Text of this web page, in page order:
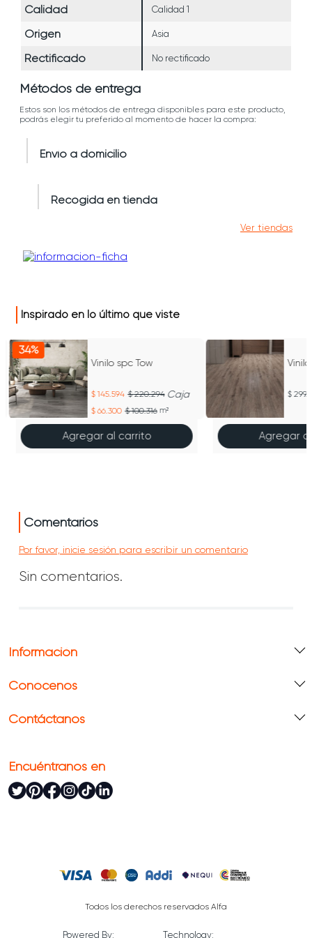
Calidad Calidad 1
Origen Asia
Rectificado No rectificado
Métodos de entrega
Estos son los métodos de entrega disponibles para este producto,
podrás elegir tu preferido al momento de hacer la compra:
Envío a domicilio
Recogida en tienda
Ver tiendas
Inspirado en lo último que viste
34%
Vinilo spc Tow
145.594 220.294 Caja
66.300 100.316 m²
Agregar al carrito Agregar
Comentarios
Por favor, inicie sesión para escribir un comentario
Sin comentarios.
Información
Conócenos
Contáctanos
Encuéntranos en
Todos los derechos reservados Alfa
Powered By: Technology: